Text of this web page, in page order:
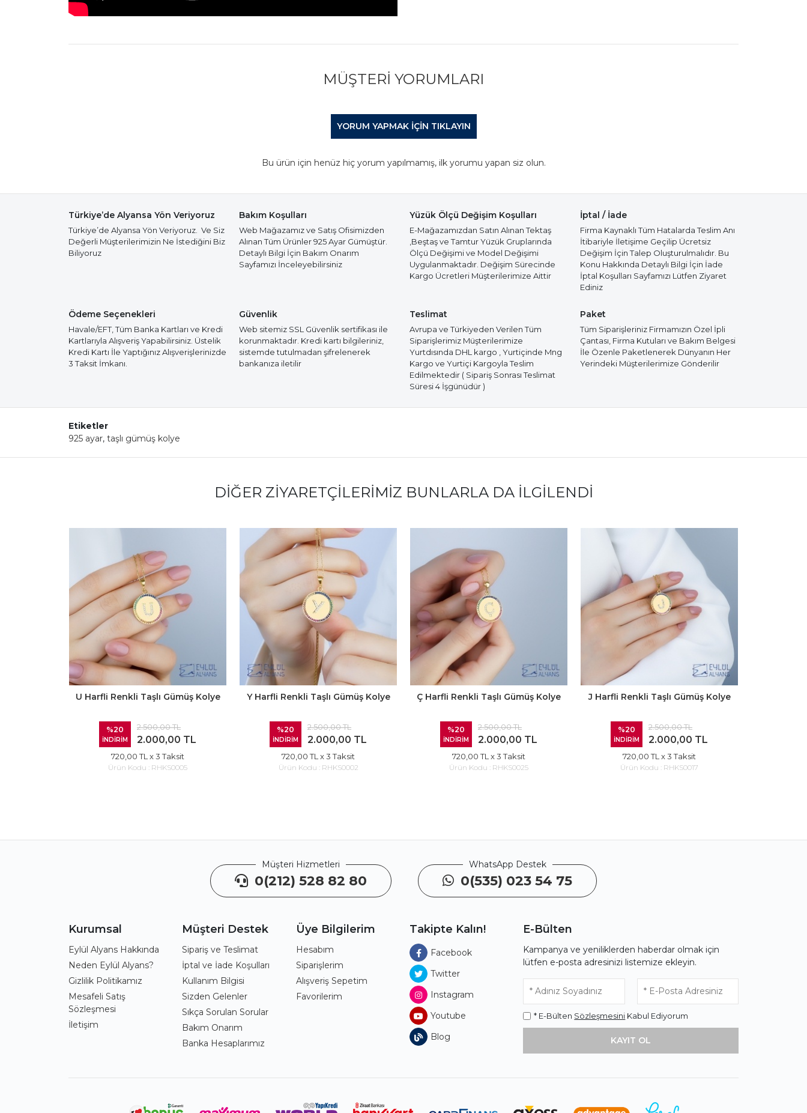
MÜŞTERI YORUMLARI
YORUM YAPMAK IÇIN TIKLAYIN
Bu ürün için henüz hiç yorum yapılmamış, ilk yorumu yapan siz olun.
Türkiye’de Alyansa Yön Veriyoruz
Türkiye’de Alyansa Yön Veriyoruz. Ve Siz
Değerli Müşterilerimizin Ne İstediğini Biz
Biliyoruz
Bakım Koşulları
Web Mağazamız ve Satış Ofisimizden
Alınan Tüm Ürünler 925 Ayar Gümüştür.
Detaylı Bilgi İçin Bakım Onarım
Sayfamızı İnceleyebilirsiniz
Yüzük Ölçü Değişim Koşulları
E-Mağazamızdan Satın Alınan Tektaş
,Beştaş ve Tamtur Yüzük Gruplarında
Ölçü Değişimi ve Model Değişimi
Uygulanmaktadır. Değişim Sürecinde
Kargo Ücretleri Müşterilerimize Aittir
İptal / İade
Firma Kaynaklı Tüm Hatalarda Teslim Anı
İtibariyle İletişime Geçilip Ücretsiz
Değişim İçin Talep Oluşturulmalıdır. Bu
Konu Hakkında Detaylı Bilgi İçin İade
İptal Koşulları Sayfamızı Lütfen Ziyaret
Ediniz
Ödeme Seçenekleri
Havale/EFT, Tüm Banka Kartları ve Kredi
Kartlarıyla Alışveriş Yapabilirsiniz. Üstelik
Kredi Kartı İle Yaptığınız Alışverişlerinizde
3 Taksit İmkanı.
Güvenlik
Web sitemiz SSL Güvenlik sertifikası ile
korunmaktadır. Kredi kartı bilgileriniz,
sistemde tutulmadan şifrelenerek
bankanıza iletilir
Teslimat
Avrupa ve Türkiyeden Verilen Tüm
Siparişlerimiz Müşterilerimize
Yurtdısında DHL kargo , Yurtiçinde Mng
Kargo ve Yurtiçi Kargoyla Teslim
Edilmektedir ( Sipariş Sonrası Teslimat
Süresi 4 İşgünüdür )
Paket
Tüm Siparişleriniz Firmamızın Özel İpli
Çantası, Firma Kutuları ve Bakım Belgesi
İle Özenle Paketlenerek Dünyanın Her
Yerindeki Müşterilerimize Gönderilir
Etiketler
925 ayar, taşlı gümüş kolye
DIĞER ZIYARETÇILERIMIZ BUNLARLA DA İLGILENDI
U Harfli Renkli Taşlı Gümüş Kolye
%20
İNDİRİM
2.500,00 TL
2.000,00 TL
720,00 TL x 3 Taksit
Ürün Kodu : RHKS0005
Y Harfli Renkli Taşlı Gümüş Kolye
%20
İNDİRİM
2.500,00 TL
2.000,00 TL
720,00 TL x 3 Taksit
Ürün Kodu : RHKS0002
Ç Harfli Renkli Taşlı Gümüş Kolye
%20
İNDİRİM
2.500,00 TL
2.000,00 TL
720,00 TL x 3 Taksit
Ürün Kodu : RHKS0025
J Harfli Renkli Taşlı Gümüş Kolye
%20
İNDİRİM
2.500,00 TL
2.000,00 TL
720,00 TL x 3 Taksit
Ürün Kodu : RHKS0017
Müşteri Hizmetleri
0(212) 528 82 80
WhatsApp Destek
0(535) 023 54 75
Kurumsal
Eylül Alyans Hakkında
Neden Eylül Alyans?
Gizlilik Politikamız
Mesafeli Satış
Sözleşmesi
İletişim
Müşteri Destek
Sipariş ve Teslimat
İptal ve İade Koşulları
Kullanım Bilgisi
Sizden Gelenler
Sıkça Sorulan Sorular
Bakım Onarım
Banka Hesaplarımız
Üye Bilgilerim
Hesabım
Siparişlerim
Alışveriş Sepetim
Favorilerim
Takipte Kalın!
Facebook
Twitter
Instagram
Youtube
Blog
E-Bülten
Kampanya ve yeniliklerden haberdar olmak için
lütfen e-posta adresinizi listemize ekleyin.
* E-Bülten Sözleşmesini Kabul Ediyorum